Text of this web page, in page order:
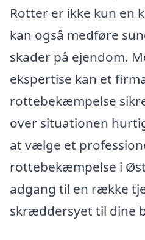
Rotter er ikke kun en
kan også medføre
skader på ejendom.
ekspertise kan et
rottebekæmpelse
over situationen
at vælge et
rottebekæmpelse i
adgang til en række
skræddersyet til dine